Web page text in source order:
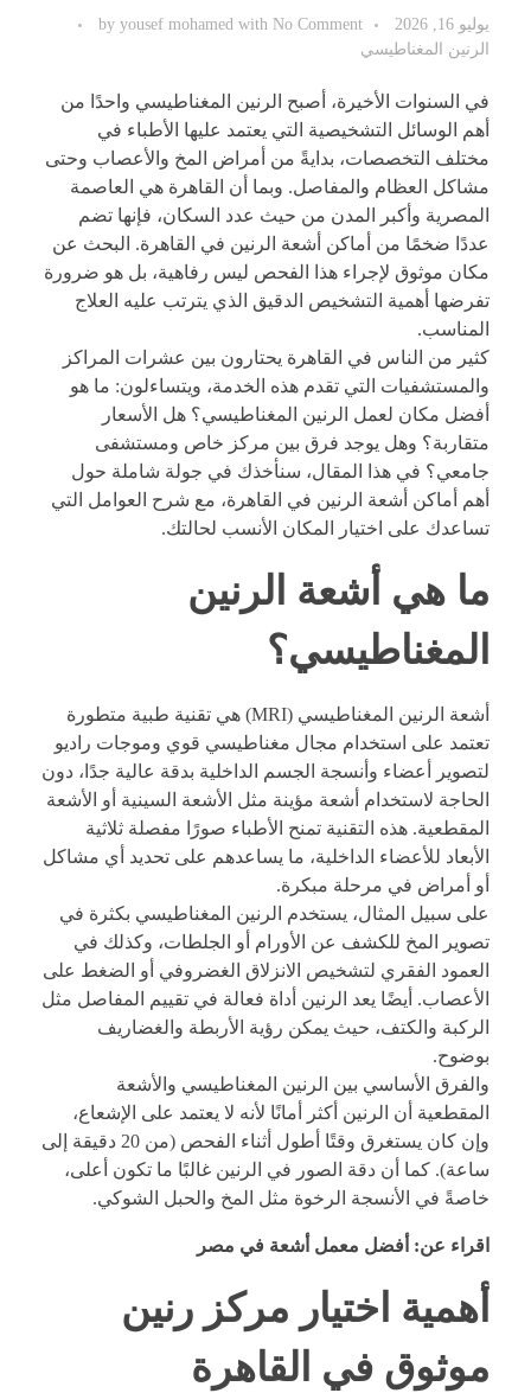
يوليو 16, 2026 by yousef mohamed with No Comment
الرنين المغناطيسي
في السنوات الأخيرة، أصبح الرنين المغناطيسي واحدًا من
أهم الوسائل التشخيصية التي يعتمد عليها الأطباء في
مختلف التخصصات، بدايةً من أمراض المخ والأعصاب وحتى
مشاكل العظام والمفاصل. وبما أن القاهرة هي العاصمة
المصرية وأكبر المدن من حيث عدد السكان، فإنها تضم
عددًا ضخمًا من أماكن أشعة الرنين في القاهرة. البحث عن
مكان موثوق لإجراء هذا الفحص ليس رفاهية، بل هو ضرورة
تفرضها أهمية التشخيص الدقيق الذي يترتب عليه العلاج
المناسب.
كثير من الناس في القاهرة يحتارون بين عشرات المراكز
والمستشفيات التي تقدم هذه الخدمة، ويتساءلون: ما هو
أفضل مكان لعمل الرنين المغناطيسي؟ هل الأسعار
متقاربة؟ وهل يوجد فرق بين مركز خاص ومستشفى
جامعي؟ في هذا المقال، سنأخذك في جولة شاملة حول
أهم أماكن أشعة الرنين في القاهرة، مع شرح العوامل التي
تساعدك على اختيار المكان الأنسب لحالتك.
ما هي أشعة الرنين
المغناطيسي؟
أشعة الرنين المغناطيسي (MRI) هي تقنية طبية متطورة
تعتمد على استخدام مجال مغناطيسي قوي وموجات راديو
لتصوير أعضاء وأنسجة الجسم الداخلية بدقة عالية جدًا، دون
الحاجة لاستخدام أشعة مؤينة مثل الأشعة السينية أو الأشعة
المقطعية. هذه التقنية تمنح الأطباء صورًا مفصلة ثلاثية
الأبعاد للأعضاء الداخلية، ما يساعدهم على تحديد أي مشاكل
أو أمراض في مرحلة مبكرة.
على سبيل المثال، يستخدم الرنين المغناطيسي بكثرة في
تصوير المخ للكشف عن الأورام أو الجلطات، وكذلك في
العمود الفقري لتشخيص الانزلاق الغضروفي أو الضغط على
الأعصاب. أيضًا يعد الرنين أداة فعالة في تقييم المفاصل مثل
الركبة والكتف، حيث يمكن رؤية الأربطة والغضاريف
بوضوح.
والفرق الأساسي بين الرنين المغناطيسي والأشعة
المقطعية أن الرنين أكثر أمانًا لأنه لا يعتمد على الإشعاع،
وإن كان يستغرق وقتًا أطول أثناء الفحص (من 20 دقيقة إلى
ساعة). كما أن دقة الصور في الرنين غالبًا ما تكون أعلى،
خاصةً في الأنسجة الرخوة مثل المخ والحبل الشوكي.
اقراء عن: أفضل معمل أشعة في مصر
أهمية اختيار مركز رنين
موثوق في القاهرة